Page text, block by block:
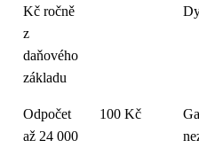
Kč ročně
z
daňového
základu
Odpočet
až 24 000
100 Kč